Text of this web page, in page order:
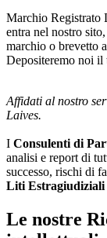
Marchio Registrato
entra nel nostro
marchio o brevetto
Depositeremo noi il
Affidati al nostro
Laives.
I Consulenti di
analisi e report di
successo, rischi di
Liti Estragiudiziali
Le nostre